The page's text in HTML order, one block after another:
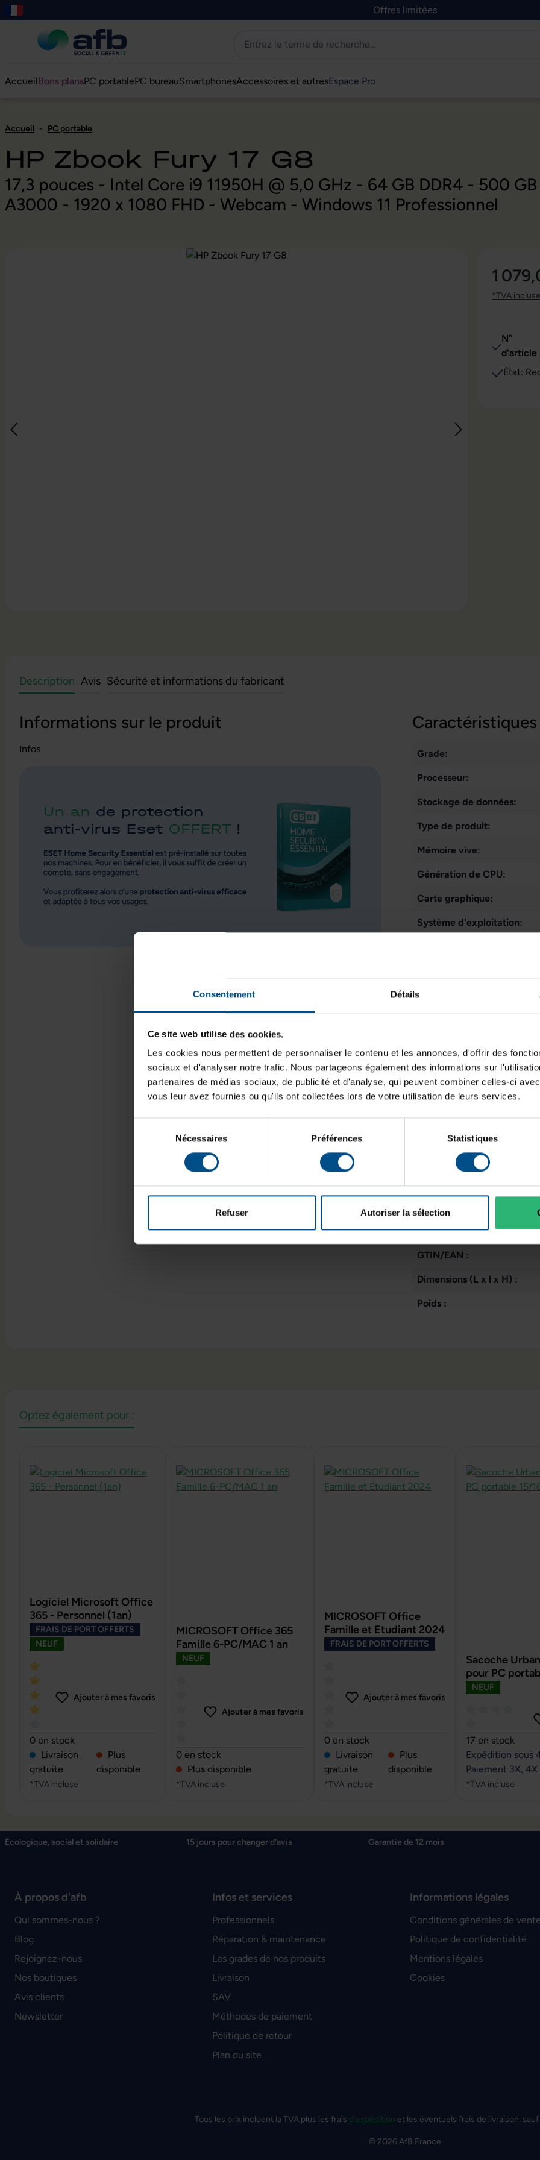
Consentement Détails
Ce site web utilise des cookies.
Les cookies nous permettent de personnaliser le contenu et les annonces, d'offrir des
sociaux et d'analyser notre trafic. Nous partageons également des informations sur
partenaires de médias sociaux, de publicité et d'analyse, qui peuvent combiner celles-ci
vous leur avez fournies ou qu'ils ont collectées lors de votre utilisation de leurs services.
consentement
Nécessaires Préférences Statistiques
Refuser Autoriser la sélection
au contenu principal
à la recherche
Passer à la navigation principale
Skip to B2B platform navigation Offres limitées
AccueilBons plansPC portablePC bureauSmartphonesAccessoires et autresEspace Pro
Accueil - PC portable
HP Zbook Fury 17 G8
17,3 pouces - Intel Core i9 11950H @ 5,0 GHz - 64 GB DDR4 - 500
A3000 - 1920 x 1080 FHD - Webcam - Windows 11 Professionnel
1
*TVA incluse
N°
d'article
État:
Description Avis Sécurité et informations du fabricant
Informations sur le produit
Infos Grade:
Processeur:
Stockage de données:
Type de produit:
Mémoire vive:
Génération de CPU:
Carte graphique:
Système d'exploitation:
Webcam:
Taille de l'écran:
Résolution de l'écran:
Disposition du clavier:
Puce graphique intégrée:
Mémoire de la carte
État:
Lancement sur le marché:
GTIN/EAN :
Dimensions (L x l x H) :
Poids :
Optez également pour :
Logiciel Microsoft Office
365 - Personnel (1an)
FRAIS DE PORT OFFERTS
NEUF
Note moyenne de 4 sur 5 étoiles
Ajouter à mes favoris
0 en stock
Livraison
gratuite
Plus
disponible
*TVA incluse
MICROSOFT Office 365
Famille 6-PC/MAC 1 an
NEUF
Note moyenne de 0 sur 5 étoiles
Ajouter à mes favoris
0 en stock
Plus disponible
*TVA incluse
MICROSOFT Office
Famille et Etudiant 2024
FRAIS DE PORT OFFERTS
Note moyenne de 0 sur 5 étoiles
Ajouter à mes favoris
0 en stock
Livraison
gratuite
Plus
disponible
*TVA incluse
Sacoche
pour PC
NEUF
Note moyenne
17 en stock
Expédition sous
Paiement 3X, 4X
*TVA incluse
Écologique, social et solidaire 15 jours pour changer d'avis Garantie de 12 mois
À propos d'afb
Qui sommes-nous ?
Blog
Rejoignez-nous
Nos boutiques
Avis clients
Newsletter
Infos et services
Professionnels
Réparation & maintenance
Les grades de nos produits
Livraison
SAV
Méthodes de paiement
Politique de retour
Plan du site
Informations légales
Conditions générales de
Politique de confidentialité
Mentions légales
Cookies
Tous les prix incluent la TVA plus les frais d'expédition et les éventuels frais de livraison,
© 2026 AfB France